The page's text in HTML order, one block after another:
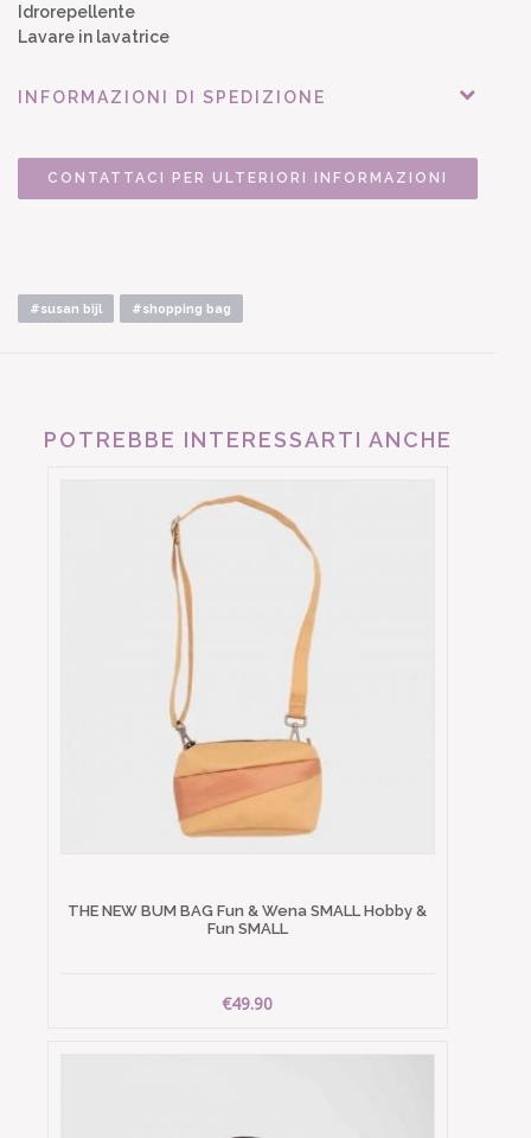
Idrorepellente
Lavare in lavatrice
INFORMAZIONI DI SPEDIZIONE
CONTATTACI PER ULTERIORI INFORMAZIONI
#susan bijl #shopping bag
POTREBBE INTERESSARTI ANCHE
THE NEW BUM BAG Fun & Wena SMALL Hobby &
Fun SMALL
€49.90